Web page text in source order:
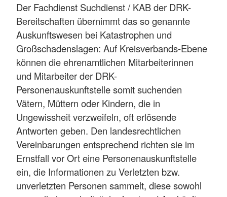
Der Fachdienst Suchdienst / KAB der DRK-
Bereitschaften übernimmt das so genannte
Auskunftswesen bei Katastrophen und
Großschadenslagen: Auf Kreisverbands-Ebene
können die ehrenamtlichen Mitarbeiterinnen
und Mitarbeiter der DRK-
Personenauskunftstelle somit suchenden
Vätern, Müttern oder Kindern, die in
Ungewissheit verzweifeln, oft erlösende
Antworten geben. Den landesrechtlichen
Vereinbarungen entsprechend richten sie im
Ernstfall vor Ort eine Personenauskunftstelle
ein, die Informationen zu Verletzten bzw.
unverletzten Personen sammelt, diese sowohl